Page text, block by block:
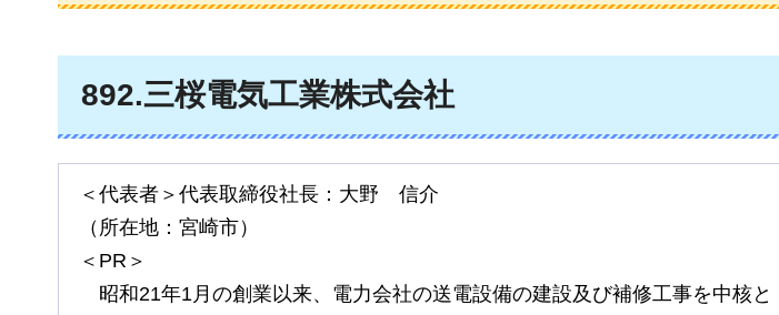
892.三桜電気工業株式会社
＜代表者＞代表取締役社長：大野 信介
（所在地：宮崎市）
＜PR＞
昭和21年1月の創業以来、電力会社の送電設備の建設及び補修工事を中核と